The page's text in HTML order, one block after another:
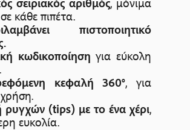
κάθε πιπέτα.
πιστοποιητικό
κωδικοποίηση για εύκολη
κεφαλή 360°, για
(tips) με το ένα χέρι,
ευκολία.